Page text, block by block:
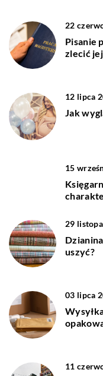
22
Pisanie
zlecić
12 lipca
Jak
15
29
uszyć?
03 lipca
11